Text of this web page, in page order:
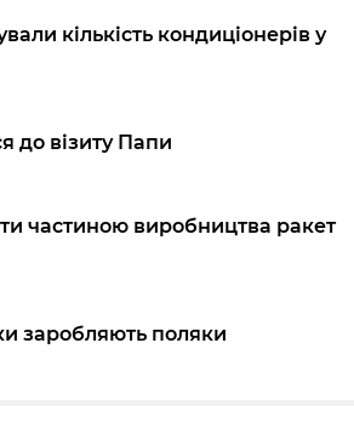
кількість кондиціонерів у
до візиту Папи
частиною виробництва ракет
заробляють поляки